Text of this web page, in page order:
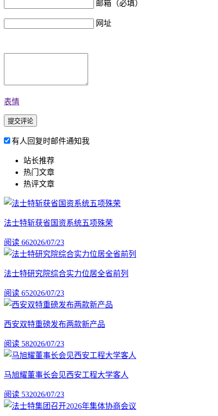
邮箱（必填）
网址
表情
有人回复时邮件通知我
站长推荐
热门文章
热评文章
法士特斩获省国资系统五项殊荣
阅读 662026/07/23
法士特研究院综合实力位居全省前列
阅读 652026/07/23
西安双特重磅发布两款新产品
阅读 582026/07/23
马旭耀董事长会见西安工程大学客人
阅读 532026/07/23